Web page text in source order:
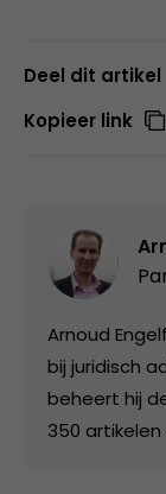
Deel dit artikel
Kopieer link
Arnoud
bij juridisch
beheert hij
350